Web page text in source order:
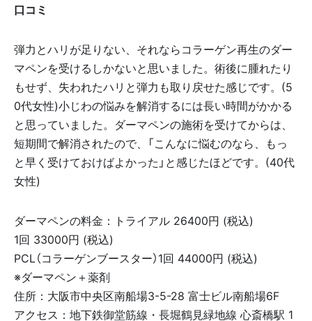
口コミ
弾力とハリが足りない、それならコラーゲン再生のダー
マペンを受けるしかないと思いました。術後に腫れたり
もせず、失われたハリと弾力も取り戻せた感じです。(5
0代女性)小じわの悩みを解消するには長い時間がかかる
と思っていました。ダーマペンの施術を受けてからは、
短期間で解消されたので、「こんなに悩むのなら、もっ
と早く受けておけばよかった」と感じたほどです。(40代
女性)
ダーマペンの料金：トライアル 26400円 (税込)
1回 33000円 (税込)
PCL（コラーゲンブースター）1回 44000円 (税込)
※ダーマペン＋薬剤
住所：大阪市中央区南船場3-5-28 富士ビル南船場6F
アクセス：地下鉄御堂筋線・長堀鶴見緑地線 心斎橋駅 1